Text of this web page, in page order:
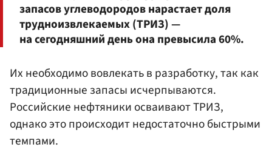
запасов углеводородов нарастает доля
трудноизвлекаемых (ТРИЗ) —
на сегодняшний день она превысила 60%.
Их необходимо вовлекать в разработку, так как
традиционные запасы исчерпываются.
Российские нефтяники осваивают ТРИЗ,
однако это происходит недостаточно быстрыми
темпами.